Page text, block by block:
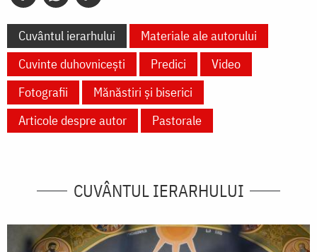
Cuvântul ierarhului
Materiale ale autorului
Cuvinte duhovnicești
Predici
Video
Fotografii
Mănăstiri și biserici
Articole despre autor
Pastorale
CUVÂNTUL IERARHULUI